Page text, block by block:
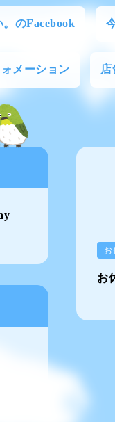
。のFacebook
メーション 店
お
お